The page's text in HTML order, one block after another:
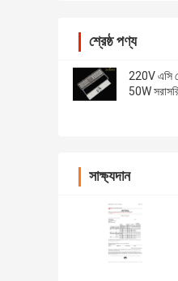
শ্রেষ্ঠ পণ্য
220V এসি
50W
সাক্ষ্যদান